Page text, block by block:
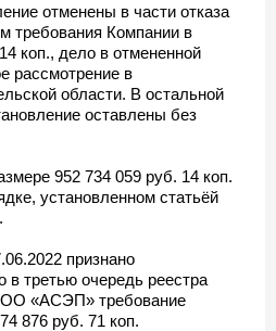
отменены в части отказа
требования Компании в
коп., дело в отмененной
рассмотрение в
области. В остальной
оставлены без
952 734 059 руб. 14 коп.
установленном статьёй
признано
третью очередь реестра
«АСЭП» требование
876 руб. 71 коп.